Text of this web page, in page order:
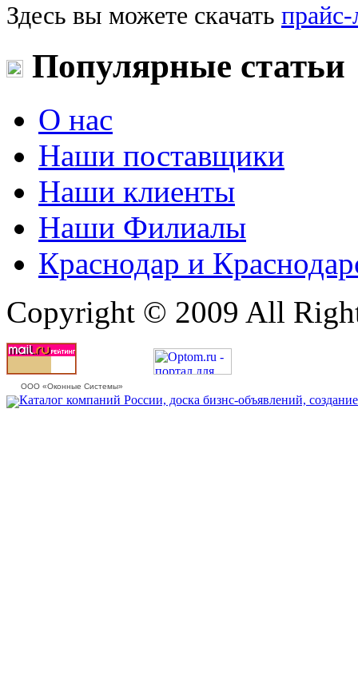
Здесь вы можете скачать
Популярные статьи
О нас
Наши поставщики
Наши клиенты
Наши Филиалы
Краснодар и
Copyright © 2009 All
ООО «Оконные Системы»